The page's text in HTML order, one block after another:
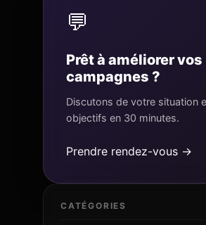
💬
Prêt à améliorer vos
campagnes ?
Discutons de votre situation
objectifs en 30 minutes.
Prendre rendez-vous →
CATÉGORIES